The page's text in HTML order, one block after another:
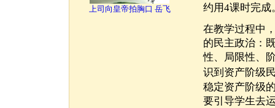
上司向皇帝拍胸口 岳飞
约用4课时完成
在教学过程中
的民主政治：
性、局限性、
识到资产阶级
稳定资产阶级
要引导学生去